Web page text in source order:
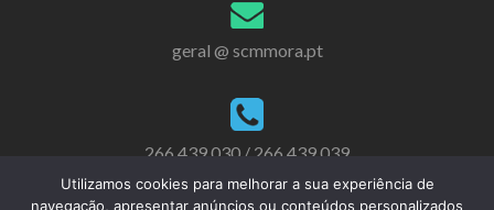
geral @ scmmora.pt
266 439 030 / 266 439 039
Utilizamos cookies para melhorar a sua experiência de
navegação, apresentar anúncios ou conteúdos personalizados